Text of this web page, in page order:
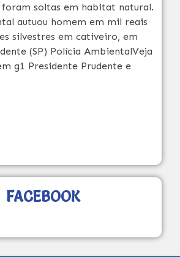
soltas em habitat natural.
autuou homem em mil reais
silvestres em cativeiro, em
(SP) Polícia AmbientalVeja
g1 Presidente Prudente e
FACEBOOK